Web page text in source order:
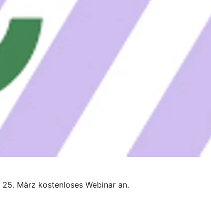
März kostenloses Webinar an.